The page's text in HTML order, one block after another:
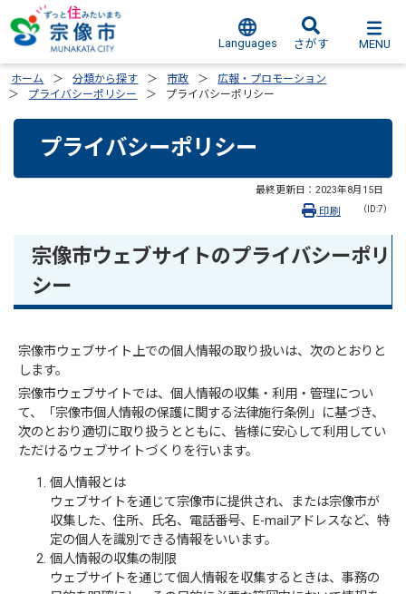
Languages さがす MENU
ホーム 分類から探す 市政
広報・プロモーション
プライバシーポリシー
プライバシーポリシー
プライバシーポリシー
最終更新日： 2023年8月15日
（ID:7）
印刷
宗像市ウェブサイトのプライバシーポリ
シー
宗像市ウェブサイト上での個人情報の取り扱いは、次のとおりと
します。
宗像市ウェブサイトでは、個人情報の収集・利用・管理につい
て、「宗像市個人情報の保護に関する法律施行条例」に基づき、
次のとおり適切に取り扱うとともに、皆様に安心して利用してい
ただけるウェブサイトづくりを行います。
個人情報とは
ウェブサイトを通じて宗像市に提供され、または宗像市が
収集した、住所、氏名、電話番号、E-mailアドレスなど、特
定の個人を識別できる情報をいいます。
個人情報の収集の制限
ウェブサイトを通じて個人情報を収集するときは、事務の